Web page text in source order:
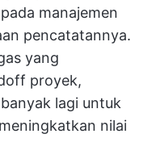
manajemen
pencatatannya.
yang
proyek,
lagi untuk
nilai